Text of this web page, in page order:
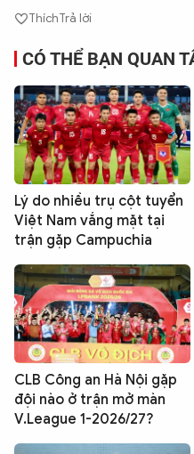
ThíchTrả lời
CÓ THỂ BẠN QUAN
Lý do nhiều trụ cột tuyển
Việt Nam vắng mặt tại
trận gặp Campuchia
CLB Công an Hà Nội gặp
đội nào ở trận mở màn
V.League 1-2026/27?